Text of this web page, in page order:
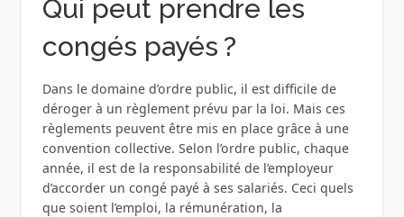
Qui peut prendre les
congés payés ?
Dans le domaine d’ordre public, il est difficile de
déroger à un règlement prévu par la loi. Mais ces
règlements peuvent être mis en place grâce à une
convention collective. Selon l’ordre public, chaque
année, il est de la responsabilité de l’employeur
d’accorder un congé payé à ses salariés. Ceci quels
que soient l’emploi, la rémunération, la